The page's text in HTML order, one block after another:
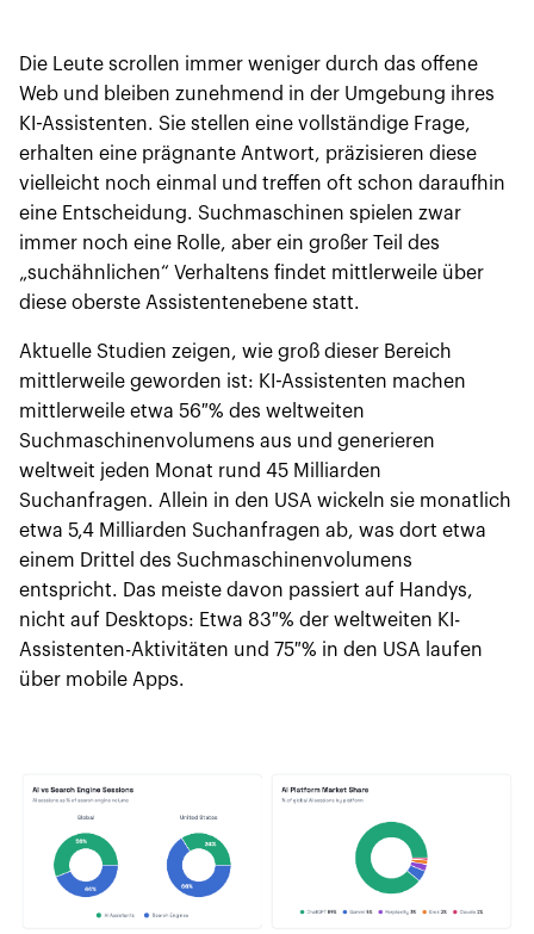
Die Leute scrollen immer weniger durch das offene
Web und bleiben zunehmend in der Umgebung ihres
KI-Assistenten. Sie stellen eine vollständige Frage,
erhalten eine prägnante Antwort, präzisieren diese
vielleicht noch einmal und treffen oft schon daraufhin
eine Entscheidung. Suchmaschinen spielen zwar
immer noch eine Rolle, aber ein großer Teil des
„suchähnlichen“ Verhaltens findet mittlerweile über
diese oberste Assistentenebene statt.
Aktuelle Studien zeigen, wie groß dieser Bereich
mittlerweile geworden ist: KI-Assistenten machen
mittlerweile etwa 56 % des weltweiten
Suchmaschinenvolumens aus und generieren
weltweit jeden Monat rund 45 Milliarden
Suchanfragen. Allein in den USA wickeln sie monatlich
etwa 5,4 Milliarden Suchanfragen ab, was dort etwa
einem Drittel des Suchmaschinenvolumens
entspricht. Das meiste davon passiert auf Handys,
nicht auf Desktops: Etwa 83 % der weltweiten KI-
Assistenten-Aktivitäten und 75 % in den USA laufen
über mobile Apps.